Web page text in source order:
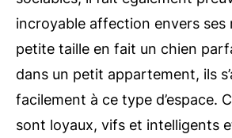
incroyable affection envers ses
petite taille en fait un chien
dans un petit appartement, ils
facilement à ce type d’espace.
sont loyaux, vifs et intelligents